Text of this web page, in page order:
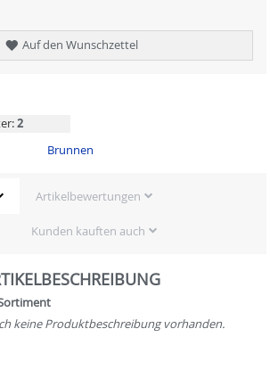
Auf den Wunschzettel
2
Brunnen
Artikelbewertungen
Kunden kauften auch
keine Produktbeschreibung vorhanden.